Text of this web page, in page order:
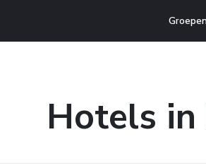
Hotels